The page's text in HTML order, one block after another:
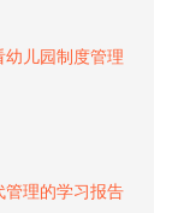
儿园制度管理
管理的学习报告